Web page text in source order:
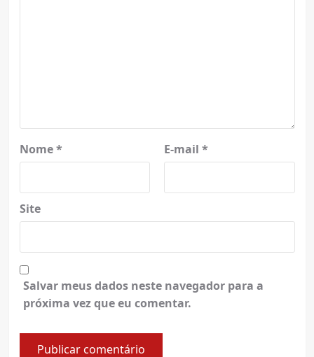
Nome* E-mail *
Site
Salvar meus dados neste navegador para a
próxima vez que eu comentar.